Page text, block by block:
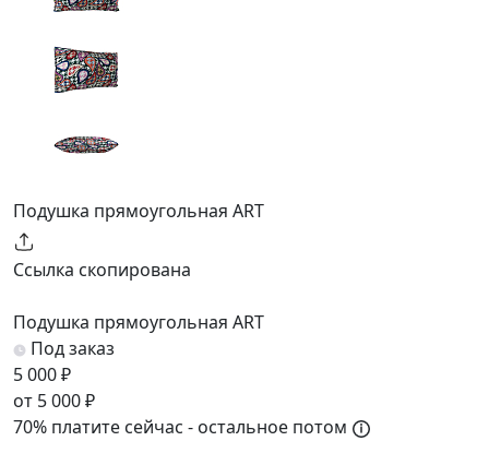
Подушка прямоугольная ART
Ссылка скопирована
Подушка прямоугольная ART
Под заказ
5 000 ₽
от 5 000 ₽
70% платите сейчас - остальное потом